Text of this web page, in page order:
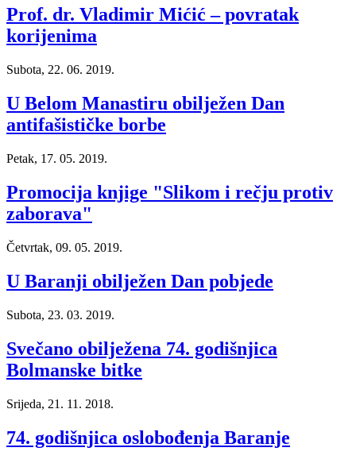
Prof. dr. Vladimir Mićić – povratak
korijenima
Subota, 22. 06. 2019.
U Belom Manastiru obilježen Dan
antifašističke borbe
Petak, 17. 05. 2019.
Promocija knjige "Slikom i rečju protiv
zaborava"
Četvrtak, 09. 05. 2019.
U Baranji obilježen Dan pobjede
Subota, 23. 03. 2019.
Svečano obilježena 74. godišnjica
Bolmanske bitke
Srijeda, 21. 11. 2018.
74. godišnjica oslobođenja Baranje